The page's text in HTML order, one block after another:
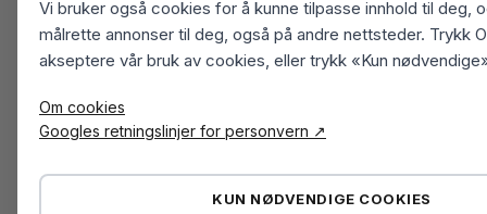
Vi bruker også cookies for å kunne tilpasse innhold til deg,
målrette annonser til deg, også på andre nettsteder. Trykk
akseptere vår bruk av cookies, eller trykk «Kun
Om cookies
Googles retningslinjer for personvern ↗
KUN NØDVENDIGE COOKIES